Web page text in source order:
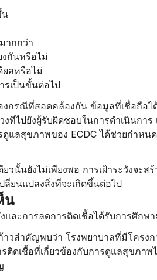
น
ากกว่า
กันหรือไม่
ผลหรือไม่
รเป็นขั้นต่อไป
กรณีที่สอดคล้องกัน ข้อมูลที่เชื่อถือไ
ไปยังผู้รับผิดชอบในการดำเนินการ
ดูแลสุขภาพของ ECDC ได้ช่วยกำหน
วนั้นยังไม่เพียงพอ การเฝ้าระวังจะ
ลี่ยนแปลงสิ่งที่จะเกิดขึ้นต่อไป
น
และการลดการติดเชื้อได้รับการศึกษ
าวสำคัญพบว่า โรงพยาบาลที่มีโครง
ติดเชื้อที่เกี่ยวข้องกับการดูแลสุขภา